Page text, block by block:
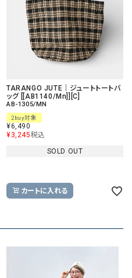
TARANGO JUTE｜ジュートトートバ
ッグ [[AB1140/Mn]][C]
AB-1305/MN
2buy対象
¥6,490
¥3,245税込
SOLD OUT
カートに入れる